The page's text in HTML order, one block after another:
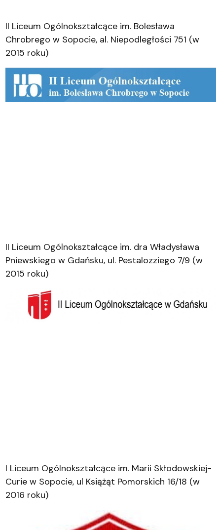
II Liceum Ogólnokształcące im. Bolesława
Chrobrego w Sopocie, al. Niepodległości 751 (w
2015 roku)
II Liceum Ogólnokształcące im. dra Władysława
Pniewskiego w Gdańsku, ul. Pestalozziego 7/9 (w
2015 roku)
I Liceum Ogólnokształcące im. Marii Skłodowskiej-
Curie w Sopocie, ul Książąt Pomorskich 16/18 (w
2016 roku)